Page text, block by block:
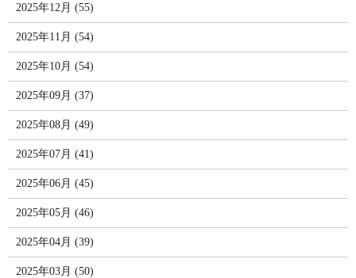
2025年12月 (55)
2025年11月 (54)
2025年10月 (54)
2025年09月 (37)
2025年08月 (49)
2025年07月 (41)
2025年06月 (45)
2025年05月 (46)
2025年04月 (39)
2025年03月 (50)